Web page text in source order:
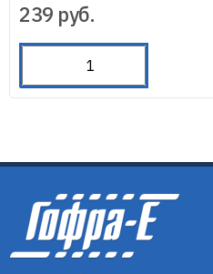
239 руб.